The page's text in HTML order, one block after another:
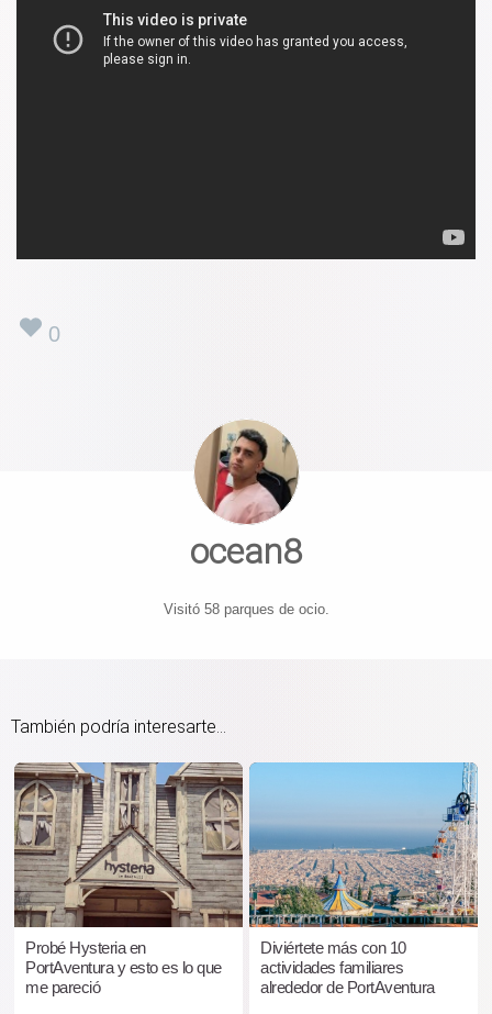
0
ocean8
Visitó 58 parques de ocio.
También podría interesarte...
Probé Hysteria en
PortAventura y esto es lo que
me pareció
Diviértete más con 10
actividades familiares
alrededor de PortAventura